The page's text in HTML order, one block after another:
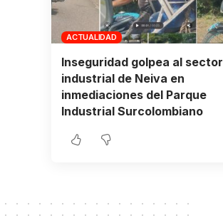
ACTUALIDAD
Inseguridad golpea al sector
industrial de Neiva en
inmediaciones del Parque
Industrial Surcolombiano